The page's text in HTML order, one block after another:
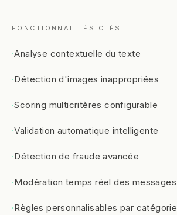
FONCTIONNALITÉS CLÉS
·Analyse contextuelle du texte
·Détection d'images inappropriées
·Scoring multicritères configurable
·Validation automatique intelligente
·Détection de fraude avancée
·Modération temps réel des messages
·Règles personnalisables par catégorie